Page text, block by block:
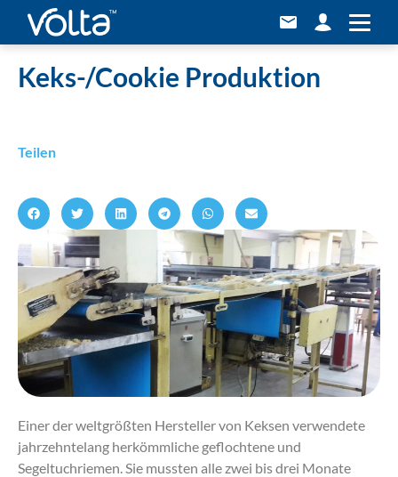
Home»Keks-/Cookie Produktion
Keks-/Cookie Produktion
Teilen
Einer der weltgrößten Hersteller von Keksen verwendete
jahrzehntelang herkömmliche geflochtene und
Segeltuchriemen. Sie mussten alle zwei bis drei Monate